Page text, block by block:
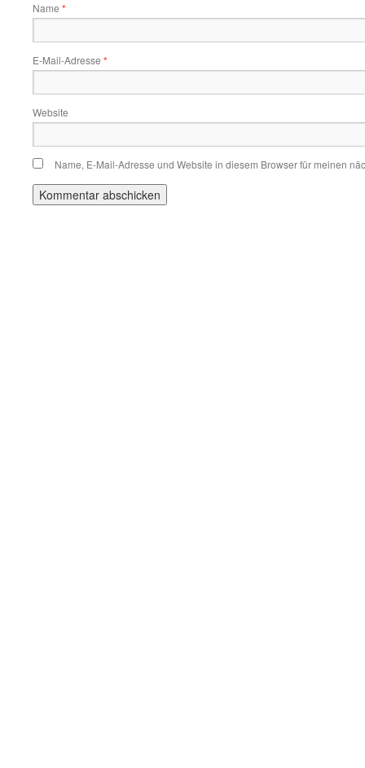
Name *
E-Mail-Adresse *
Website
Name, E-Mail-Adresse und Website in diesem Browser für meinen